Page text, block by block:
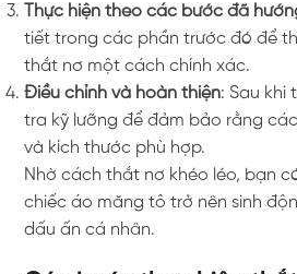
Thực hiện theo các bước đã
tiết trong các phần trước đó để
thắt nơ một cách chính xác.
Điều chỉnh và hoàn thiện: Sau khi
tra kỹ lưỡng để đảm bảo rằng
và kích thước phù hợp.
Nhờ cách thắt nơ khéo léo, bạn
chiếc áo măng tô trở nên sinh
dấu ấn cá nhân.